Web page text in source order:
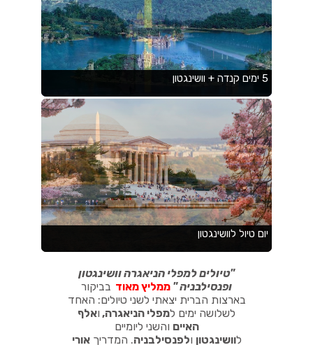
"טיולים למפלי הניאגרה וושינגטון
ופנסילבניה" ממליץ מאוד בביקור
בארצות הברית יצאתי לשני טיולים: האחד
לשלושה ימים למפלי הניאגרה, ואלף
האיים והשני ליומיים
לוושינגטון ולפנסילבניה. המדריךאורי